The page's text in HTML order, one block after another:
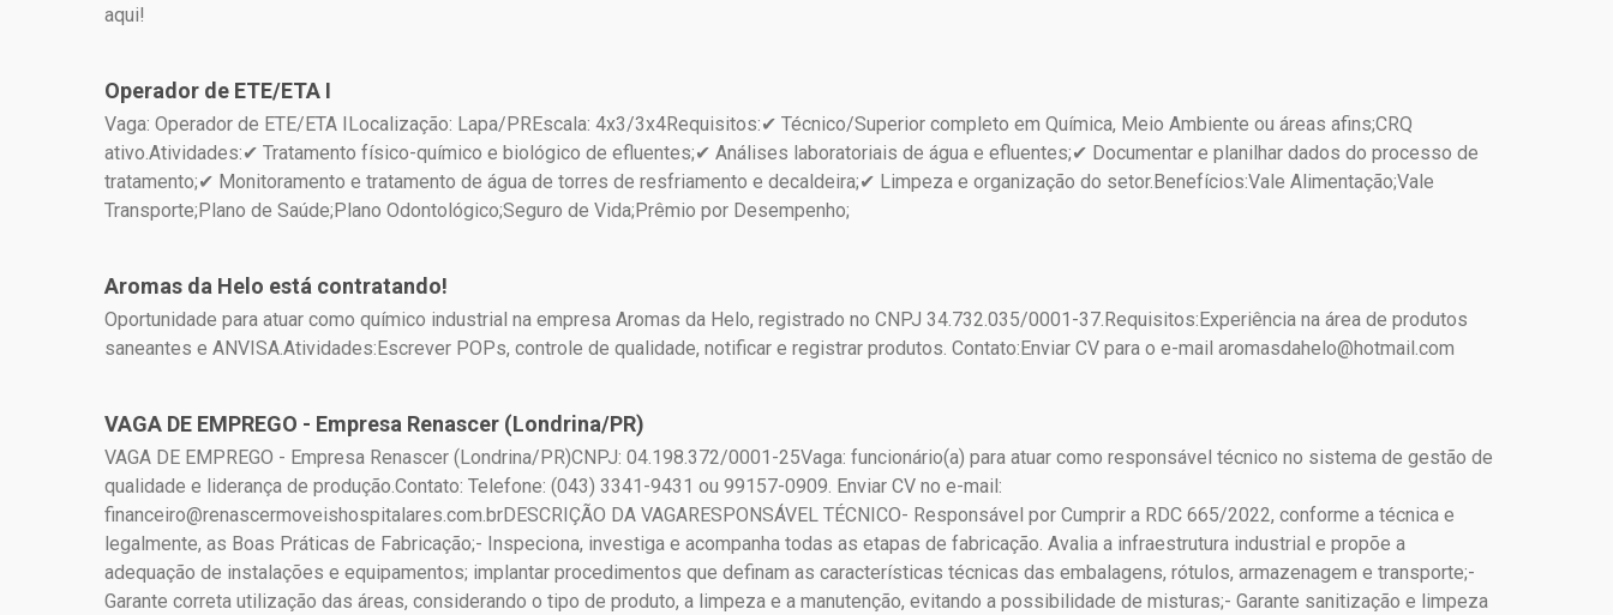
aqui!
Operador de ETE/ETA I
Vaga: Operador de ETE/ETA ILocalização: Lapa/PREscala: 4x3/3x4Requisitos:✔ Técnico/Superior completo em Química, Meio Ambiente ou áreas afins;CRQ
ativo.Atividades:✔ Tratamento físico-químico e biológico de efluentes;✔ Análises laboratoriais de água e efluentes;✔ Documentar e planilhar dados do processo de
tratamento;✔ Monitoramento e tratamento de água de torres de resfriamento e decaldeira;✔ Limpeza e organização do setor.Benefícios:Vale Alimentação;Vale
Transporte;Plano de Saúde;Plano Odontológico;Seguro de Vida;Prêmio por Desempenho;
Aromas da Helo está contratando!
Oportunidade para atuar como químico industrial na empresa Aromas da Helo, registrado no CNPJ 34.732.035/0001-37.Requisitos:Experiência na área de produtos
saneantes e ANVISA.Atividades:Escrever POPs, controle de qualidade, notificar e registrar produtos. Contato:Enviar CV para o e-mail aromasdahelo@hotmail.com
VAGA DE EMPREGO - Empresa Renascer (Londrina/PR)
VAGA DE EMPREGO - Empresa Renascer (Londrina/PR)CNPJ: 04.198.372/0001-25Vaga: funcionário(a) para atuar como responsável técnico no sistema de gestão de
qualidade e liderança de produção.Contato: Telefone: (043) 3341-9431 ou 99157-0909. Enviar CV no e-mail:
financeiro@renascermoveishospitalares.com.brDESCRIÇÃO DA VAGARESPONSÁVEL TÉCNICO- Responsável por Cumprir a RDC 665/2022, conforme a técnica e
legalmente, as Boas Práticas de Fabricação;- Inspeciona, investiga e acompanha todas as etapas de fabricação. Avalia a infraestrutura industrial e propõe a
adequação de instalações e equipamentos; implantar procedimentos que definam as características técnicas das embalagens, rótulos, armazenagem e transporte;-
Garante correta utilização das áreas, considerando o tipo de produto, a limpeza e a manutenção, evitando a possibilidade de misturas;- Garante sanitização e limpeza